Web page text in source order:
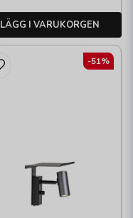
LÄGG I VARUKORGEN
-51%